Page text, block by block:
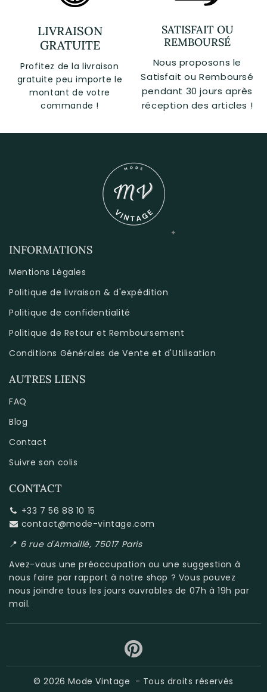
LIVRAISON
GRATUITE
Profitez de la livraison
gratuite peu importe le
montant de votre
commande !
SATISFAIT OU
REMBOURSÉ
Nous proposons le
Satisfait ou Remboursé
pendant 30 jours après
réception des articles !
INFORMATIONS
Mentions Légales
Politique de livraison & d'expédition
Politique de confidentialité
Politique de Retour et Remboursement
Conditions Générales de Vente et d'Utilisation
AUTRES LIENS
FAQ
Blog
Contact
Suivre son colis
CONTACT
+33 7 56 88 10 15
contact@mode-vintage.com
📍 6 rue d'Armaillé, 75017 Paris
Avez-vous une préoccupation ou une suggestion à
nous faire par rapport ànotre shop ? Vous pouvez
nous joindre tous les jours ouvrables de 07h à 19h par
mail.
© 2026Mode Vintage - Tous droits réservés